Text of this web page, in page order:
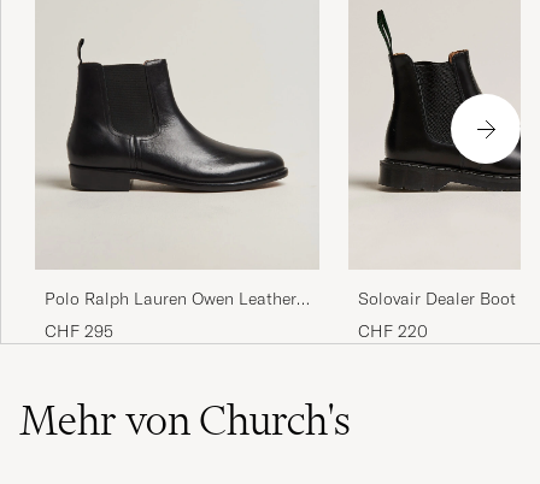
Polo Ralph Lauren Owen Leather
Chelsea Boots Black
CHF 295
Solovair Dealer Boot
CHF 220
Mehr von Church's